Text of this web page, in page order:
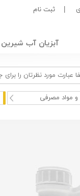
ثبت نام
آبزیان آب شیرین
و مواد مصرفی